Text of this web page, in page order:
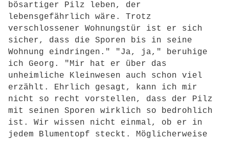
bösartiger Pilz leben, der
lebensgefährlich wäre. Trotz
verschlossener Wohnungstür ist er sich
sicher, dass die Sporen bis in seine
Wohnung eindringen." "Ja, ja," beruhige
ich Georg. "Mir hat er über das
unheimliche Kleinwesen auch schon viel
erzählt. Ehrlich gesagt, kann ich mir
nicht so recht vorstellen, dass der Pilz
mit seinen Sporen wirklich so bedrohlich
ist. Wir wissen nicht einmal, ob er in
jedem Blumentopf steckt. Möglicherweise